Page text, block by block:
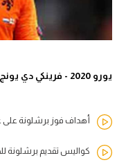
يورو 2020 - فرينكي دي يونج
أهداف فوز برشلونة على غرناطة 3/5 (كأس
كواليس تقديم برشلونة